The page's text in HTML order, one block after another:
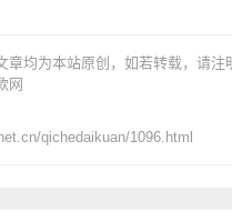
章均为本站原创 ，如若转载，请注
网
qichedaikuan/1096.html